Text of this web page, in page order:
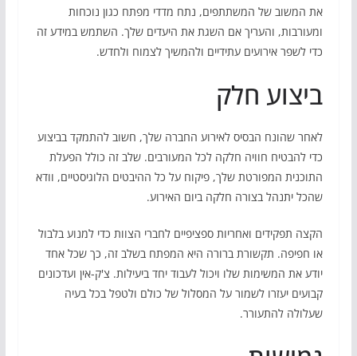
את המשוב של המשתתפים, נתח מדדי מפתח כגון נוכחות
ומעורבות, והעריך אם השגת את היעדים שלך. השתמש במידע זה
כדי לשפר אירועים עתידיים ולהמשיך לצמוח ולחדש.
ביצוע חלק
לאחר שהונח הבסיס לאירוע החברה שלך, חשוב להתמקד בביצוע
כדי להבטיח חוויה חלקה לכל המעורבים. שלב זה כולל הפעלת
התוכנית המפורטת שלך, פיקוח על כל ההיבטים הלוגיסטיים, וודא
שהכל יתנהל בצורה חלקה ביום האירוע.
הקצה תפקידים ואחריות ספציפיים לחברי הצוות כדי למנוע בלבול
או חפיפה. תקשורת ברורה היא המפתח בשלב זה, כך שכל אחד
יודע את המשימות שלו ויכול לעבוד יחד ביעילות. צ'ק-אין ועדכונים
קבועים יעזרו לשמור על המסלול של כולם ולטפל בכל בעיה
שעלולה להתעורר.